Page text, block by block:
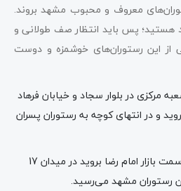
معروف و محبوب مشهد بروند.
هستید؛ پس باید انتظار صف طولانی و
از این رستوران‌های خوشمزه و دوست
مرکزی در بلوار سجاد و خیابان فرهاد
پس از آن به فرهاد22 بروید و در انتهای کوچه به رستوران پسران
رستوران بابا قدرت: از حرم به سمت بازار امام رضا بروید در میدان 17